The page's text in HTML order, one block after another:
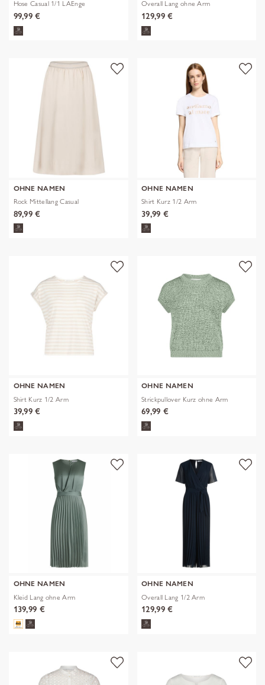
Hose Casual 1/1 LAEnge
99,99 €
Overall Lang ohne Arm
129,99 €
OHNE NAMEN
Rock Mittellang Casual
89,99 €
OHNE NAMEN
Shirt Kurz 1/2 Arm
39,99 €
OHNE NAMEN
Shirt Kurz 1/2 Arm
39,99 €
OHNE NAMEN
Strickpullover Kurz ohne Arm
69,99 €
OHNE NAMEN
Kleid Lang ohne Arm
139,99 €
OHNE NAMEN
Overall Lang 1/2 Arm
129,99 €